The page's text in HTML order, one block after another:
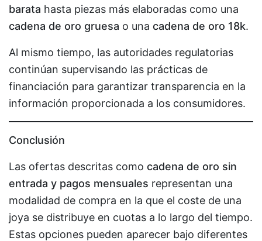
barata hasta piezas más elaboradas como una
cadena de oro gruesa o una cadena de oro 18k.
Al mismo tiempo, las autoridades regulatorias
continúan supervisando las prácticas de
financiación para garantizar transparencia en la
información proporcionada a los consumidores.
Conclusión
Las ofertas descritas como cadena de oro sin
entrada y pagos mensuales representan una
modalidad de compra en la que el coste de una
joya se distribuye en cuotas a lo largo del tiempo.
Estas opciones pueden aparecer bajo diferentes